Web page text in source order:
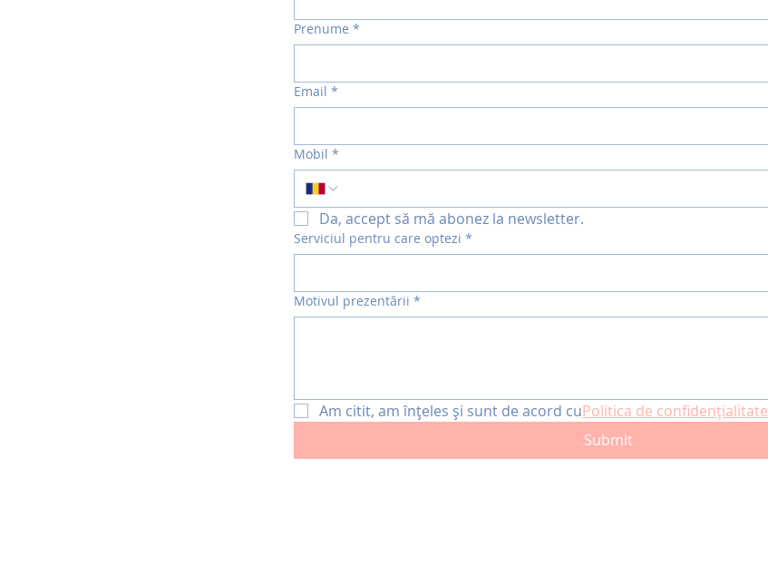
Prenume *
Email *
Mobil *
Da, accept să mă abonez la newsletter.
Serviciul pentru care optezi *
Motivul prezentării *
Am citit, am înțeles și sunt de acord cuPolitica de confidențialitate
Submit